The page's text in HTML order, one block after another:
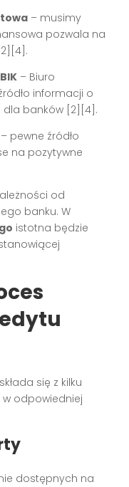
– musimy
pozwala na
– Biuro
informacji o
dla banków [2][4].
– pewne źródło
na pozytywne
od
banku. W
istotna będzie
się z kilku
odpowiedniej
dostępnych na